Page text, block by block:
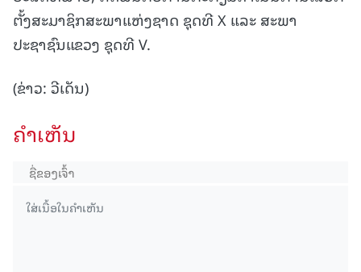
ຕັ້ງສະມາຊິກສະພາແຫ່ງຊາດ ຊຸດທີ X ແລະ ສະພາ
ປະຊາຊົນແຂວງ ຊຸດທີ V.
(ຂ່າວ: ວີເດັນ)
ຄໍາເຫັນ